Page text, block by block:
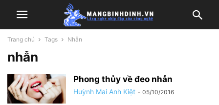
Trang chủ Tags Nhẫn
nhẫn
Phong thủy về đeo nhẫn
Huỳnh Mai Anh Kiệt - 05/10/2016